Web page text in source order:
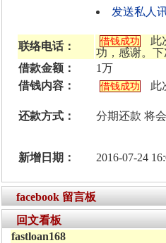
发送私人
联络电话： 借钱成功
此
功，感谢。
借款金额：
1万
借钱内容：
借钱成功 此
还款方式： 分期还款 将
新增日期： 2016-07-24
facebook 留言板
回文看板
fastloan168